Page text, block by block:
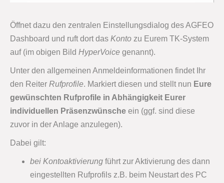
Öffnet dazu den zentralen Einstellungsdialog des AGFEO
Dashboard und ruft dort das Konto zu Eurem TK-System
auf (im obigen Bild HyperVoice genannt).
Unter den allgemeinen Anmeldeinformationen findet Ihr
den Reiter Rufprofile. Markiert diesen und stellt nun Eure
gewünschten Rufprofile in Abhängigkeit Eurer
individuellen Präsenzwünsche ein (ggf. sind diese
zuvor in der Anlage anzulegen).
Dabei gilt:
bei Kontoaktivierung führt zur Aktivierung des dann
eingestellten Rufprofils z.B. beim Neustart des PC